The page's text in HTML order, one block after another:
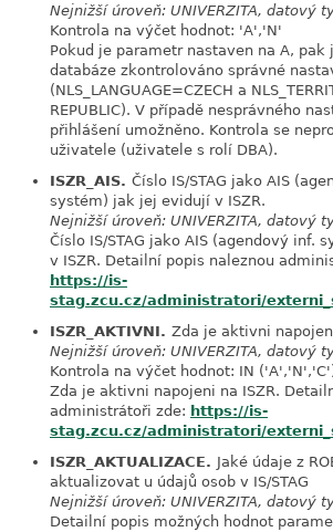
Nejnižší úroveň: UNIVERZITA, datový
Kontrola na výčet hodnot: 'A','N'
Pokud je parametr nastaven na A, pak
databáze zkontrolováno správné
(NLS_LANGUAGE=CZECH a
REPUBLIC). V případě nesprávného
přihlášení umožněno. Kontrola se
uživatele (uživatele s rolí DBA).
ISZR_AIS. Číslo IS/STAG jako AIS
systém) jak jej evidují v ISZR.
Nejnižší úroveň: UNIVERZITA, datový
Číslo IS/STAG jako AIS (agendový inf.
v ISZR. Detailní popis naleznou
https://is-
stag.zcu.cz/administratori/
ISZR_AKTIVNI. Zda je aktivni
Nejnižší úroveň: UNIVERZITA, datový
Kontrola na výčet hodnot: IN
Zda je aktivni napojeni na ISZR.
administrátoři zde: https://is-
stag.zcu.cz/administratori/
ISZR_AKTUALIZACE. Jaké údaje z
aktualizovat u údajů osob v IS/STAG
Nejnižší úroveň: UNIVERZITA, datový
Detailní popis možných hodnot